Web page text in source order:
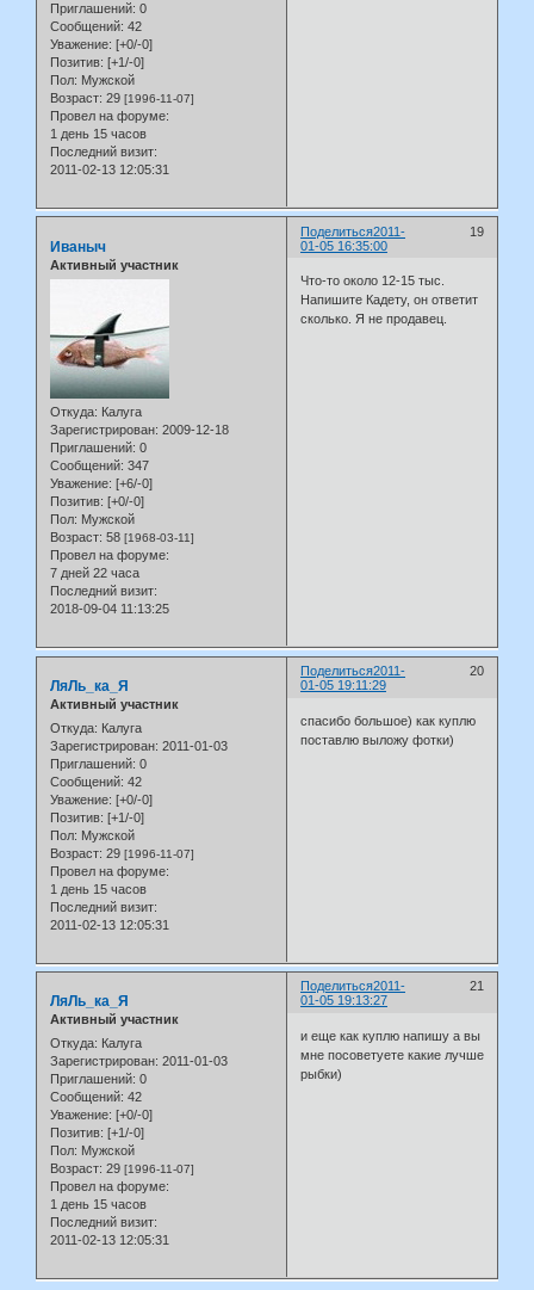
Приглашений: 0
Сообщений: 42
Уважение: [+0/-0]
Позитив: [+1/-0]
Пол: Мужской
Возраст: 29 [1996-11-07]
Провел на форуме:
1 день 15 часов
Последний визит:
2011-02-13 12:05:31
Поделиться 19
2011-
01-05 16:35:00
Иваныч
Активный участник
Откуда: Калуга
Зарегистрирован: 2009-12-18
Приглашений: 0
Сообщений: 347
Уважение: [+6/-0]
Позитив: [+0/-0]
Пол: Мужской
Возраст: 58 [1968-03-11]
Провел на форуме:
7 дней 22 часа
Последний визит:
2018-09-04 11:13:25
Что-то около 12-15 тыс.
Напишите Кадету, он ответит
сколько. Я не продавец.
Поделиться 20
2011-
01-05 19:11:29
ЛяЛь_ка_Я
Активный участник
Откуда: Калуга
Зарегистрирован: 2011-01-03
Приглашений: 0
Сообщений: 42
Уважение: [+0/-0]
Позитив: [+1/-0]
Пол: Мужской
Возраст: 29 [1996-11-07]
Провел на форуме:
1 день 15 часов
Последний визит:
2011-02-13 12:05:31
спасибо большое) как куплю
поставлю выложу фотки)
Поделиться 21
2011-
01-05 19:13:27
ЛяЛь_ка_Я
Активный участник
Откуда: Калуга
Зарегистрирован: 2011-01-03
Приглашений: 0
Сообщений: 42
Уважение: [+0/-0]
Позитив: [+1/-0]
Пол: Мужской
Возраст: 29 [1996-11-07]
Провел на форуме:
1 день 15 часов
Последний визит:
2011-02-13 12:05:31
и еще как куплю напишу а вы
мне посоветуете какие лучше
рыбки)